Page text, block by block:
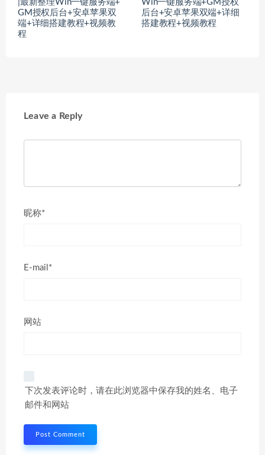
|最新整理Win一键服务端+
GM授权后台+安卓苹果双
端+详细搭建教程+视频教
程
Win一键服务端+GM授权
后台+安卓苹果双端+详细
搭建教程+视频教程
Leave a Reply
昵称*
E-mail*
网站
下次发表评论时，请在此浏览器中保存我的姓名、电子
邮件和网站